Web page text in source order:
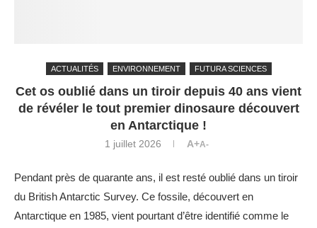
ACTUALITÉS ENVIRONNEMENT FUTURA SCIENCES
Cet os oublié dans un tiroir depuis 40 ans vient
de révéler le tout premier dinosaure découvert
en Antarctique !
1 juillet 2026 A+A-
Pendant près de quarante ans, il est resté oublié dans un tiroir
du British Antarctic Survey. Ce fossile, découvert en
Antarctique en 1985, vient pourtant d’être identifié comme le